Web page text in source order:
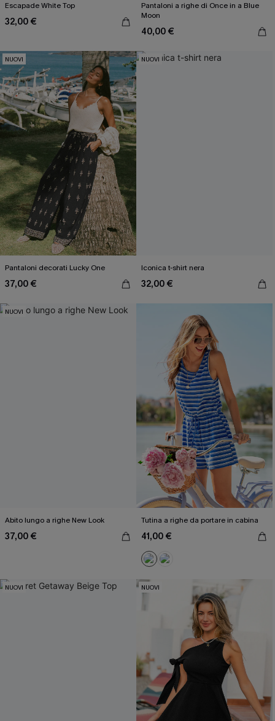
Escapade White Top
32,00 €
Pantaloni a righe di Once in a Blue
Moon
40,00 €
NUOVI
Pantaloni decorati Lucky One
37,00 €
NUOVI
Iconica t-shirt nera
32,00 €
NUOVI
Abito lungo a righe New Look
37,00 €
Tutina a righe da portare in cabina
41,00 €
NUOVI NUOVI